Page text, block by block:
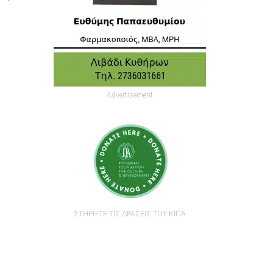
Advertisement
ΣΤΗΡΙΞΤΕ ΤΙΣ ΔΡΑΣΕΙΣ ΤΟΥ ΚΙΠΑ